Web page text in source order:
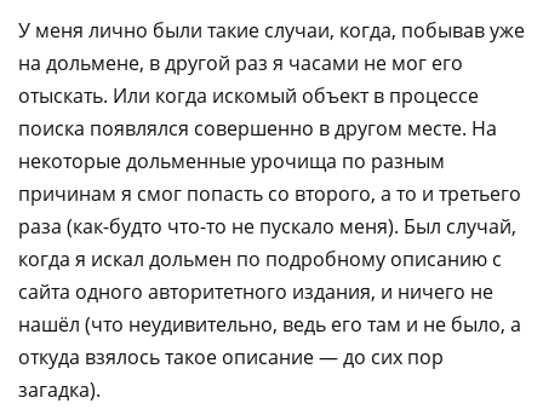
У меня лично были такие случаи, когда, побывав уже
на дольмене, в другой раз я часами не мог его
отыскать. Или когда искомый объект в процессе
поиска появлялся совершенно в другом месте. На
некоторые дольменные урочища по разным
причинам я смог попасть со второго, а то и третьего
раза (как-будто что-то не пускало меня). Был случай,
когда я искал дольмен по подробному описанию с
сайта одного авторитетного издания, и ничего не
нашёл (что неудивительно, ведь его там и не было, а
откуда взялось такое описание — до сих пор
загадка).